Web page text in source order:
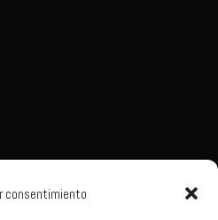
consentimiento